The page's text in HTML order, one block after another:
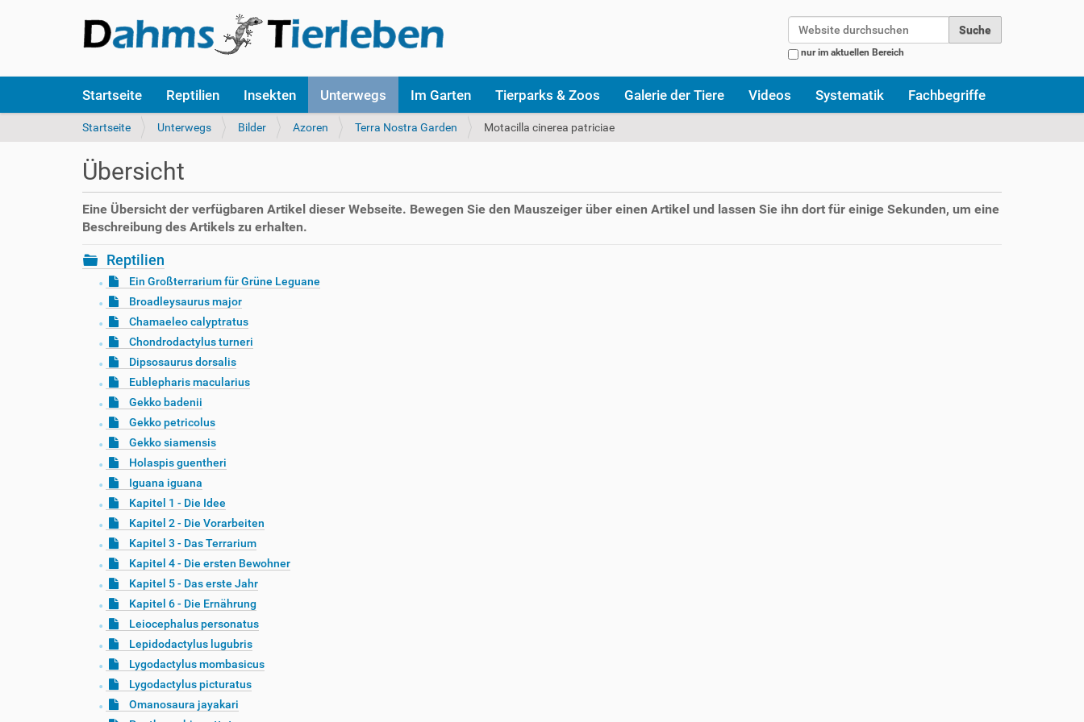
nur im aktuellen Bereich
k
Startseite Reptilien Insekten Unterwegs Im Garten Tierparks & Zoos Galerie der Tiere Videos Systematik Fachbegriffe
S
e
s
i
n
d
i
e
Startseite Unterwegs Bilder Azoren Terra Nostra Garden Motacilla cinerea patriciae
Übersicht
Eine Übersicht der verfügbaren Artikel dieser Webseite. Bewegen Sie den Mauszeiger über einen Artikel und lassen Sie ihn dort für einige Sekunden, um eine
Beschreibung des Artikels zu erhalten.
Reptilien
Ein Großterrarium für Grüne Leguane
Broadleysaurus major
Chamaeleo calyptratus
Chondrodactylus turneri
Dipsosaurus dorsalis
Eublepharis macularius
Gekko badenii
Gekko petricolus
Gekko siamensis
Holaspis guentheri
Iguana iguana
Kapitel 1 - Die Idee
Kapitel 2 - Die Vorarbeiten
Kapitel 3 - Das Terrarium
Kapitel 4 - Die ersten Bewohner
Kapitel 5 - Das erste Jahr
Kapitel 6 - Die Ernährung
Leiocephalus personatus
Lepidodactylus lugubris
Lygodactylus mombasicus
Lygodactylus picturatus
Omanosaura jayakari